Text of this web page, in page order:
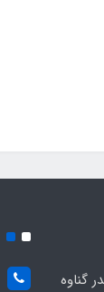
گناوه